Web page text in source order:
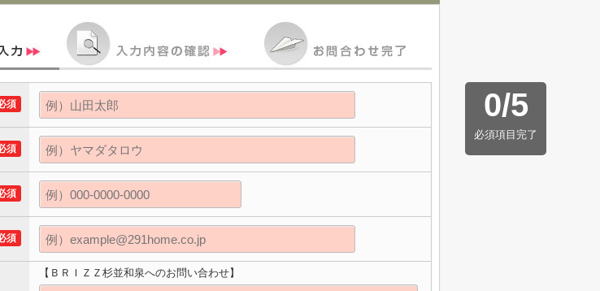
0/5
必須項目完了
須
須
須
須
【ＢＲＩＺＺ杉並和泉へのお問い合わせ】